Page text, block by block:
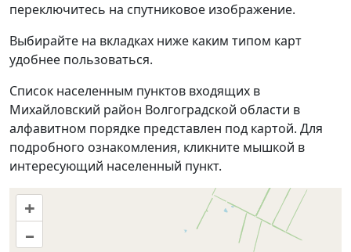
переключитесь на спутниковое изображение.
Выбирайте на вкладках ниже каким типом карт
удобнее пользоваться.
Список населенным пунктов входящих в
Михайловский район Волгоградской области в
алфавитном порядке представлен под картой. Для
подробного ознакомления, кликните мышкой в
интересующий населенный пункт.
+
–